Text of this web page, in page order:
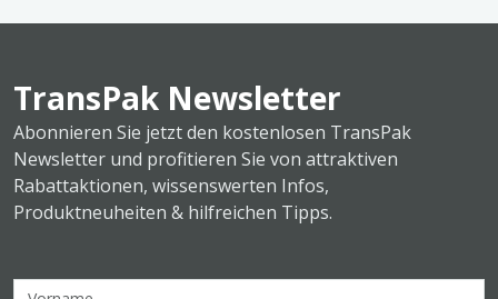
TransPak Newsletter
Abonnieren Sie jetzt den kostenlosen TransPak
Newsletter und profitieren Sie von attraktiven
Rabattaktionen, wissenswerten Infos,
Produktneuheiten & hilfreichen Tipps.